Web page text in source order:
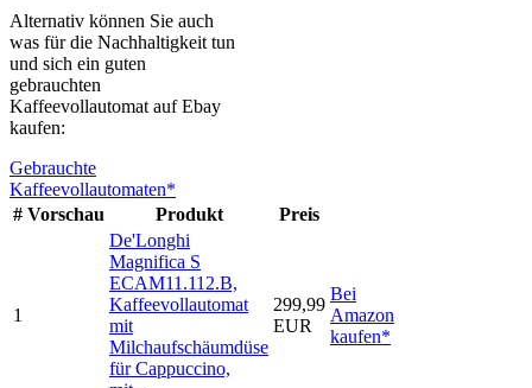
Alternativ können Sie auch
was für die Nachhaltigkeit tun
und sich ein guten
gebrauchten
Kaffeevollautomat auf Ebay
kaufen:
Gebrauchte
Kaffeevollautomaten*
# Vorschau Produkt Preis
1
De'Longhi
Magnifica S
ECAM11.112.B,
Kaffeevollautomat
mit
Milchaufschäumdüse
für Cappuccino,
299,99
EUR
Bei
Amazon
kaufen*